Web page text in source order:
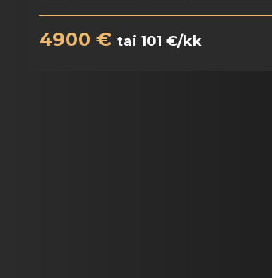
4900 € tai 101 €/kk